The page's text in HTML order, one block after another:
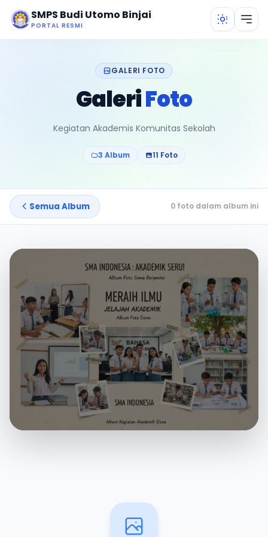
Lewati ke konten utama
SMPS Budi Utomo Binjai
PORTAL RESMI
GALERI FOTO
GaleriFoto
Kegiatan Akademis Komunitas Sekolah
3 Album 11 Foto
Semua Album 0 foto dalam album ini
0 foto